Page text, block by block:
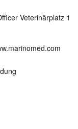
Veterinärplatz 1